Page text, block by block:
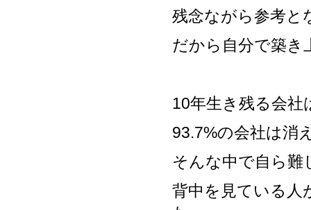
残念ながら参考と
だから自分で築き
10年生き残る会社
93.7%の会社は消
そんな中で自ら
背中を見ている人